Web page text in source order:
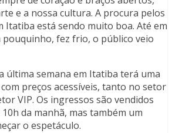
e a nossa cultura. A procura pelos
Itatiba está sendo muito boa. Até em
pouquinho, fez frio, o público veio
última semana em Itatiba terá uma
preços acessíveis, tanto no setor
VIP. Os ingressos são vendidos
da manhã, mas também um
o espetáculo.